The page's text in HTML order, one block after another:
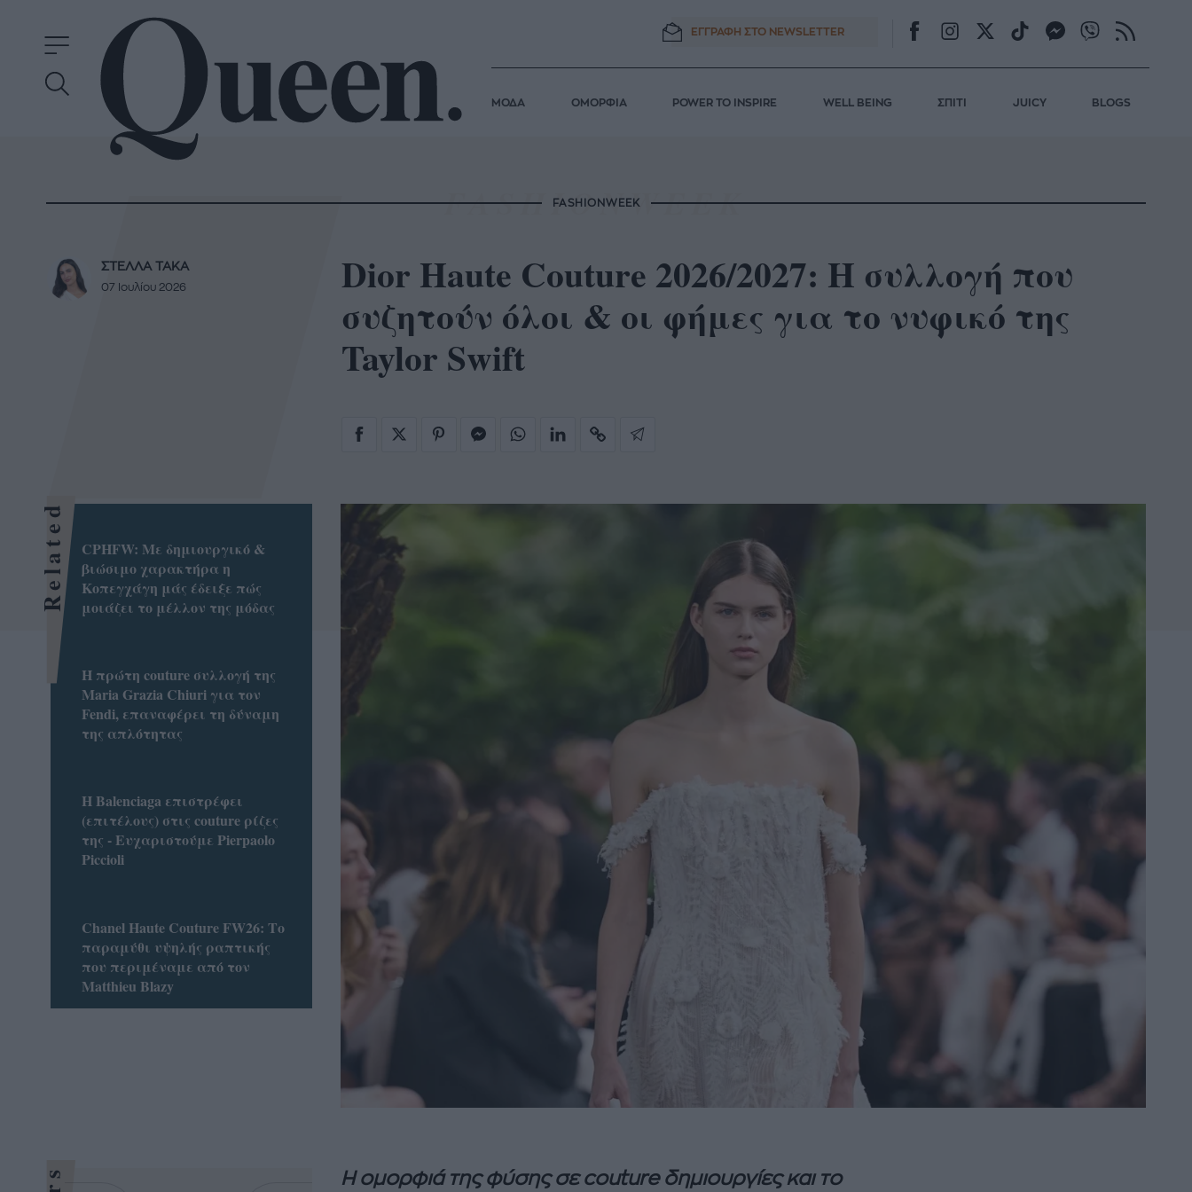
ΕΓΓΡΑΦΗ ΣΤΟ NEWSLETTER
ΜΟΔΑ ΟΜΟΡΦΙΑ POWER TO INSPIRE WELL BEING ΣΠΙΤΙ JUICY BLOGS
FASHIONWEEK
Dior Haute Couture 2026/2027: Η συλλογή που
συζητούν όλοι & οι φήμες για το νυφικό της
Taylor Swift
ΣΤΕΛΛΑ ΤΑΚΑ
07 Ιουλίου 2026
Η ομορφιά της φύσης σε couture δημιουργίες και το
Related
CPHFW: Με δημιουργικό &
βιώσιμο χαρακτήρα η
Κοπεγχάγη μάς έδειξε πώς
μοιάζει το μέλλον της μόδας
Η πρώτη couture συλλογή της
Maria Grazia Chiuri για τον
Fendi, επαναφέρει τη δύναμη
της απλότητας
Η Balenciaga επιστρέφει
(επιτέλους) στις couture ρίζες
της - Ευχαριστούμε Pierpaolo
Piccioli
Chanel Haute Couture FW26: Το
παραμύθι υψηλής ραπτικής
που περιμέναμε από τον
Matthieu Blazy